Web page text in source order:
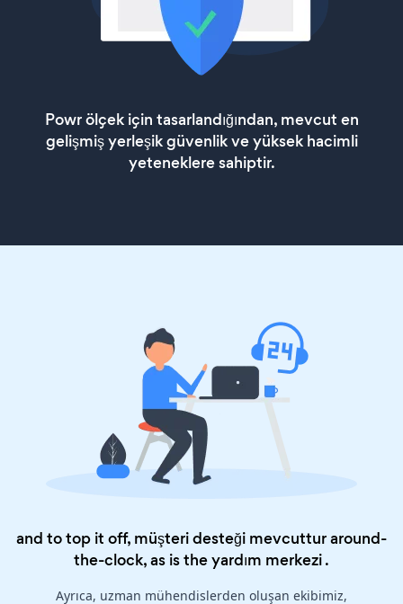
Powr ölçek için tasarlandığından, mevcut en
gelişmiş yerleşik güvenlik ve yüksek hacimli
yeteneklere sahiptir.
and to top it off, müşteri desteği mevcuttur around-
the-clock, as is theyardım merkezi.
Ayrıca, uzman mühendislerden oluşan ekibimiz,